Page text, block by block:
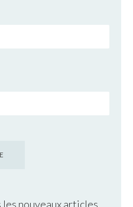
nouveaux articles